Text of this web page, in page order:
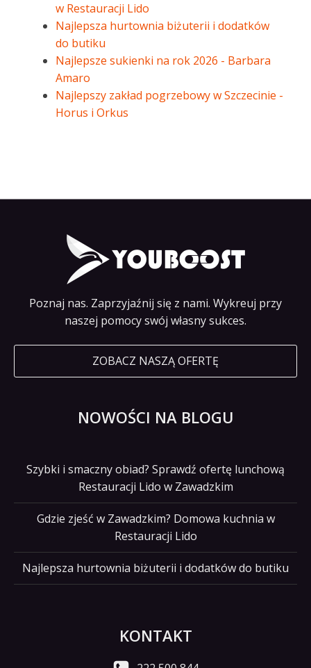
w Restauracji Lido
Najlepsza hurtownia biżuterii i dodatków
do butiku
Najlepsze sukienki na rok 2026 - Barbara
Amaro
Najlepszy zakład pogrzebowy w Szczecinie -
Horus i Orkus
Poznaj nas. Zaprzyjaźnij się z nami. Wykreuj przy
naszej pomocy swój własny sukces.
ZOBACZ NASZĄ OFERTĘ
NOWOŚCI NA BLOGU
Szybki i smaczny obiad? Sprawdź ofertę lunchową
Restauracji Lido w Zawadzkim
Gdzie zjeść w Zawadzkim? Domowa kuchnia w
Restauracji Lido
Najlepsza hurtownia biżuterii i dodatków do butiku
KONTAKT